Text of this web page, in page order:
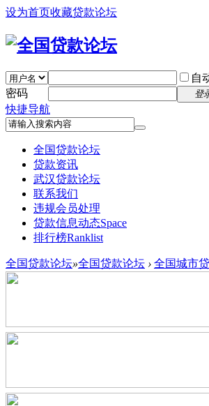
设为首页收藏贷款论坛
自
密码
登
快捷导航
全国贷款论坛
贷款资讯
武汉贷款论坛
联系我们
违规会员处理
贷款信息动态Space
排行榜Ranklist
全国贷款论坛»全国贷款论坛 › 全国城市